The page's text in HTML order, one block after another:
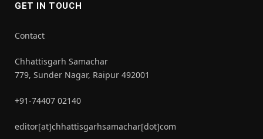
GET IN TOUCH
Contact
Chhattisgarh Samachar
779, Sunder Nagar, Raipur 492001
+91-74407 02140
editor[at]chhattisgarhsamachar[dot]com